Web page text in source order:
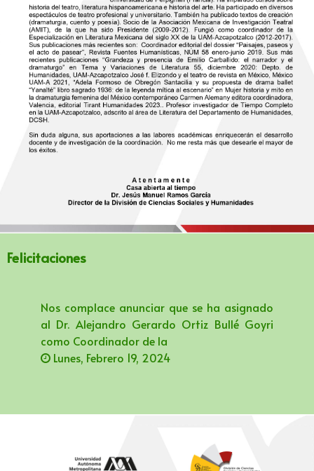
Felicitaciones
Nos complace anunciar que se ha asignado
al Dr. Alejandro Gerardo Ortiz Bullé Goyri
como Coordinador de la
Lunes, Febrero 19, 2024